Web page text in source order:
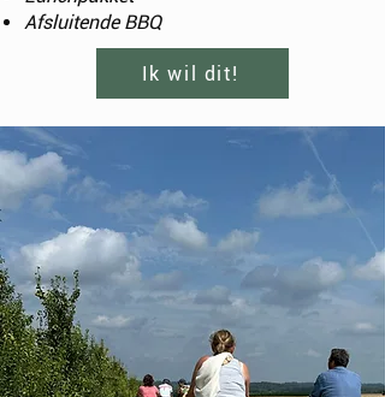
Afsluitende BBQ
Ik wil dit!